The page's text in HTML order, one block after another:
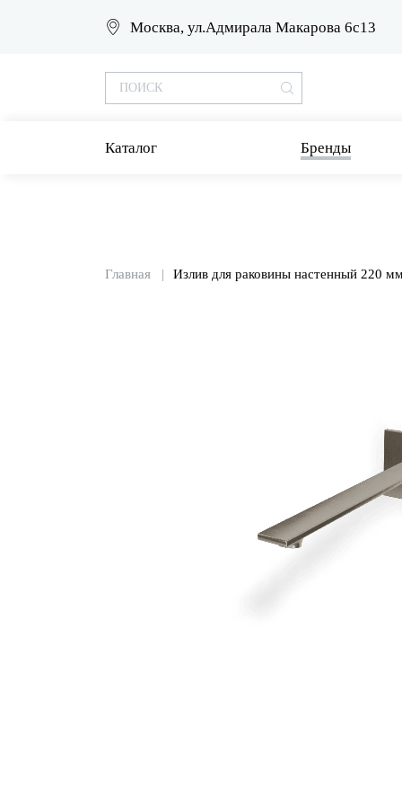
Москва, ул.Адмирала Макарова 6с13
Каталог Бренды
Главная Излив для раковины настенный 220